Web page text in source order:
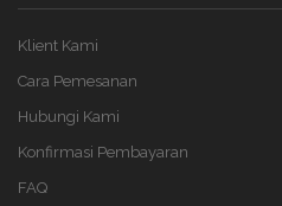
Klient Kami
Cara Pemesanan
Hubungi Kami
Konfirmasi Pembayaran
FAQ